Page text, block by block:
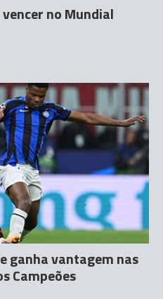
no Mundial
ganha vantagem nas
Campeões